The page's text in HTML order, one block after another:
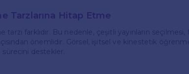
Tarzlarına Hitap Etme
farklıdır. Bu nedenle, çeşitli yayınların seçilmesi,
önemlidir. Görsel, işitsel ve kinestetik
destekler.